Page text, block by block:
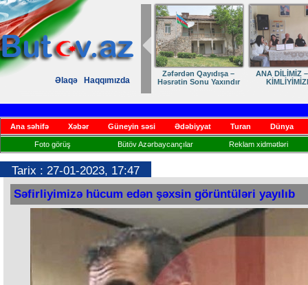
Əlaqə Haqqımızda
Dostumuza sürpriz
yubiley təbriki
Elmanın öz
Ana səhifə Xəbər Güneyin səsi Ədəbiyyat Turan Dünya
Foto görüş Bütöv Azərbaycançılar Reklam xidmətləri
Tarix : 27-01-2023, 17:47
Səfirliyimizə hücum edən şəxsin görüntüləri yayılıb